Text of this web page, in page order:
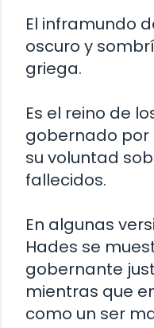
El inframundo
oscuro y
griega.
Es el reino de
gobernado por
su voluntad
fallecidos.
En algunas
Hades se
gobernante
mientras que
como un ser